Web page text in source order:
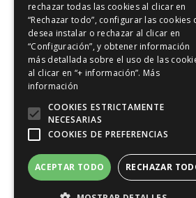
Guarda mi
rechazar todas las cookies al clicar en
“Rechazar todo”, configurar las cookies
desea instalar o rechazar al clicar en
“Configuración”, y obtener información
más detallada sobre el uso de las
al clicar en “+ información”. Más
información
COOKIES ESTRICTAMENTE
NECESARIAS
COOKIES DE PREFERENCIAS
ACEPTAR TODO RECHAZAR